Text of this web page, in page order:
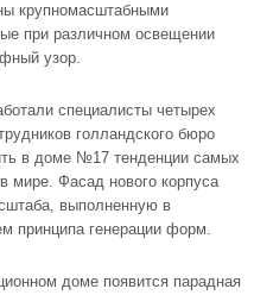
крупномасштабными
при различном освещении
узор.
специалисты четырех
голландского бюро
в доме №17 тенденции самых
мире. Фасад нового корпуса
выполненную в
принципа генерации форм.
доме появится парадная